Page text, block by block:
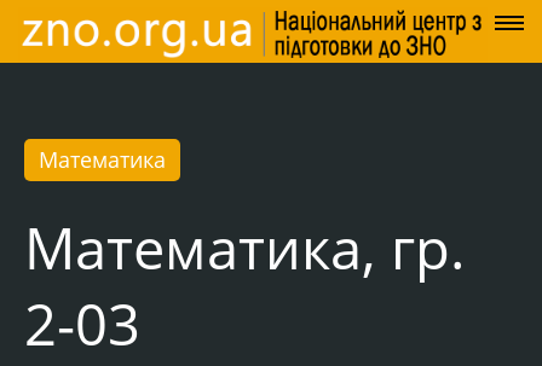
Математика
Математика, гр.
2-03